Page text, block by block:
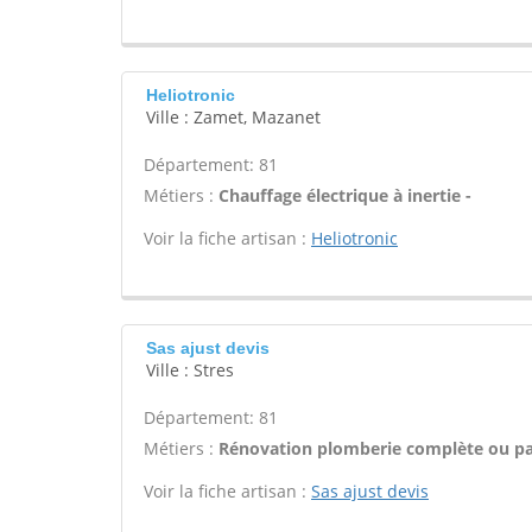
Heliotronic
Ville : Zamet, Mazanet
Département: 81
Métiers : Chauffage électrique à inertie -
Voir la fiche artisan : Heliotronic
Sas ajust devis
Ville : Stres
Département: 81
Métiers : Rénovation plomberie complète ou
Voir la fiche artisan : Sas ajust devis